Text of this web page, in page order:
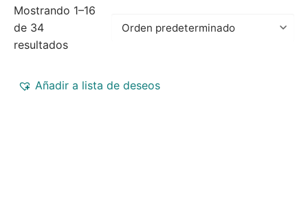
Mostrando 1–16
de 34
resultados
Añadir a lista de deseos